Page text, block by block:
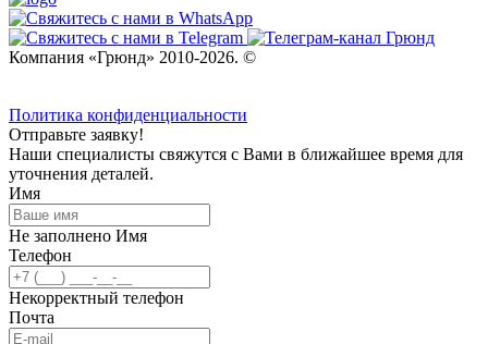
Компания «Грюнд» 2010-2026. ©
Политика конфиденциальности
Отправьте заявку!
Наши специалисты свяжутся с Вами в ближайшее время для
уточнения деталей.
Имя
Не заполнено Имя
Телефон
Некорректный телефон
Почта